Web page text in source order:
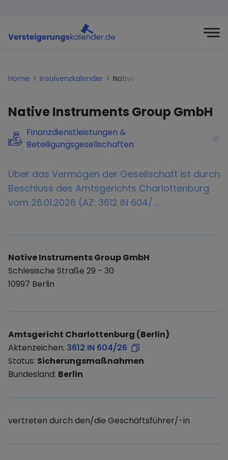
Home Insolvenzkalender Native-instruments-group-
Native Instruments Group GmbH
Finanzdienstleistungen &
Beteiligungsgesellschaften
i
Über das Vermögen der Gesellschaft ist durch
Beschluss des Amtsgerichts Charlottenburg
vom 26.01.2026 (AZ: 3612 IN 604/ …
Native Instruments Group GmbH
Schlesische Straße 29 - 30
10997 Berlin
Amtsgericht Charlottenburg (Berlin)
Aktenzeichen: 3612 IN 604/26
Status: Sicherungsmaßnahmen
Bundesland: Berlin
vertreten durch den/die Geschäftsführer/-in